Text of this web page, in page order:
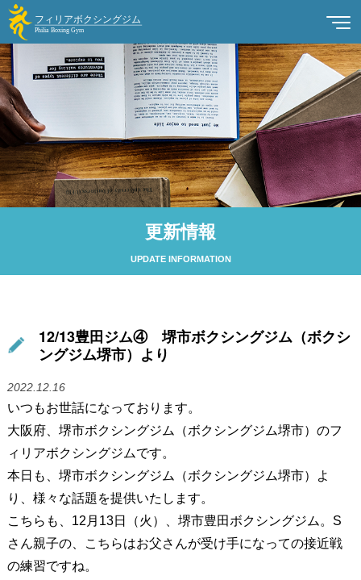
更新情報
UPDATE INFORMATION
12/13豊田ジム④ 堺市ボクシングジム（ボクシ
ングジム堺市）より
2022.12.16
いつもお世話になっております。
大阪府、堺市ボクシングジム（ボクシングジム堺市）のフ
ィリアボクシングジムです。
本日も、堺市ボクシングジム（ボクシングジム堺市）よ
り、様々な話題を提供いたします。
こちらも、12月13日（火）、堺市豊田ボクシングジム。S
さん親子の、こちらはお父さんが受け手になっての接近戦
の練習ですね。